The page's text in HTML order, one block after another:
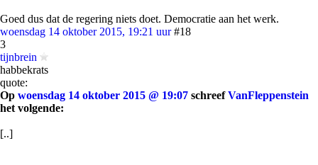
Goed dus dat de regering niets doet. Democratie aan het werk.
woensdag 14 oktober 2015, 19:21 uur #18
3
tijnbrein
habbekrats
quote:
Op woensdag 14 oktober 2015 @ 19:07 schreefVanFleppenstein
het volgende:
[..]